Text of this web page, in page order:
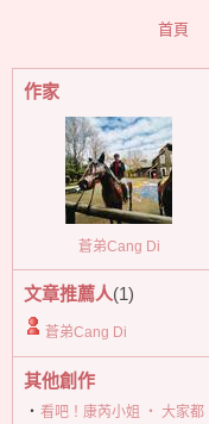
首頁
作家
蒼弟Cang Di
文章推薦人(1)
蒼弟Cang Di
其他創作
‧ 看吧！康芮小姐 ‧ 大家都